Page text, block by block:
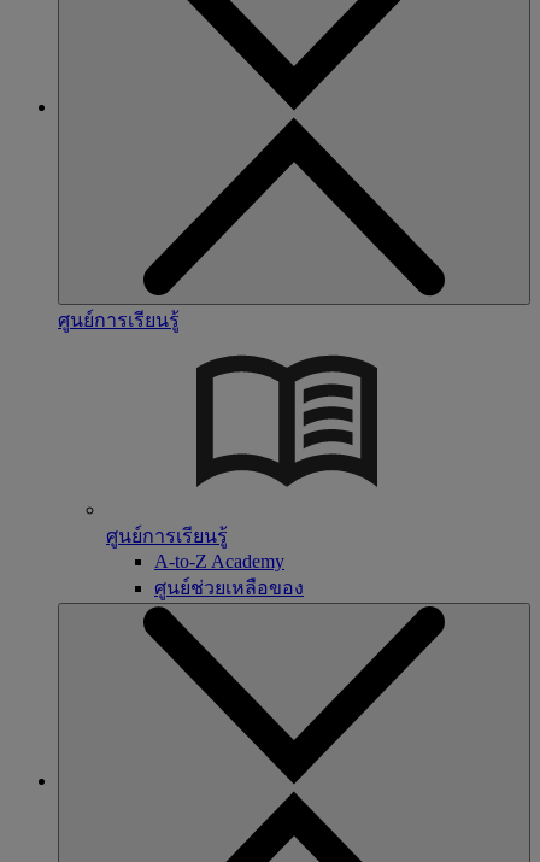
ศูนย์การเรียนรู้
ศูนย์การเรียนรู้
A-to-Z Academy
ศูนย์ช่วยเหลือของ